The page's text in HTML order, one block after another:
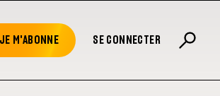
JE M'ABONNE SE CONNECTER